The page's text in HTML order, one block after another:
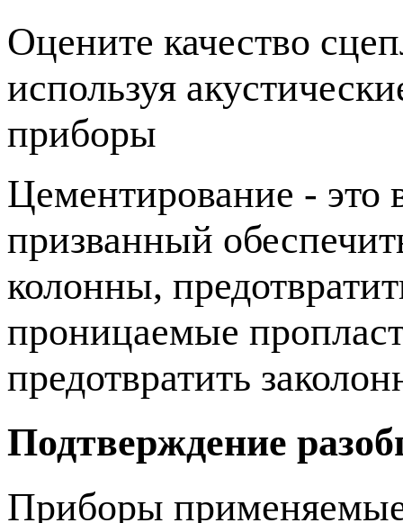
Оцените качество
используя
приборы
Цементирование - это
призванный
колонны,
проницаемые
предотвратить
Подтверждение
Приборы применяемые